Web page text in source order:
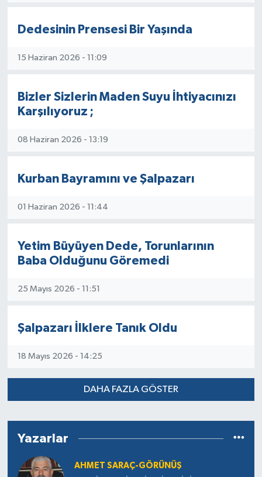
Dedesinin Prensesi Bir Yaşında
15 Haziran 2026 - 11:09
Bizler Sizlerin Maden Suyu İhtiyacınızı
Karşılıyoruz ;
08 Haziran 2026 - 13:19
Kurban Bayramını ve Şalpazarı
01 Haziran 2026 - 11:44
Yetim Büyüyen Dede, Torunlarının
Baba Olduğunu Göremedi
25 Mayıs 2026 - 11:51
Şalpazarı İlklere Tanık Oldu
18 Mayıs 2026 - 14:25
DAHA FAZLA GÖSTER
Yazarlar
AHMET SARAÇ-GÖRÜNÜŞ